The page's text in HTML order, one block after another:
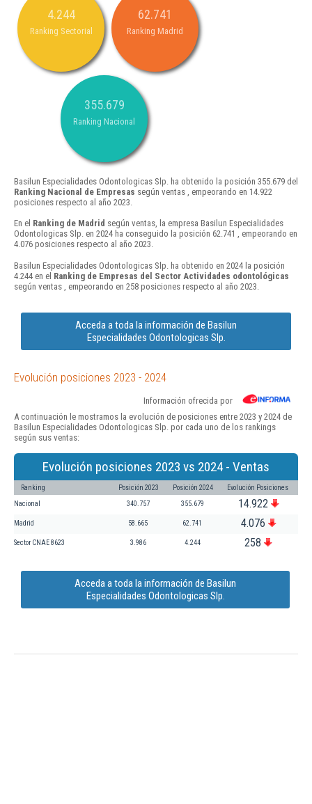
4.244
Ranking Sectorial
62.741
Ranking Madrid
355.679
Ranking Nacional
Basilun Especialidades Odontologicas Slp. ha obtenido la posición 355.679 del
Ranking Nacional de Empresas según ventas , empeorando en 14.922
posiciones respecto al año 2023.
En el Ranking de Madrid según ventas, la empresa Basilun Especialidades
Odontologicas Slp. en 2024 ha conseguido la posición 62.741 , empeorando en
4.076 posiciones respecto al año 2023.
Basilun Especialidades Odontologicas Slp. ha obtenido en 2024 la posición
4.244 en el Ranking de Empresas del Sector Actividades odontológicas
según ventas , empeorando en 258 posiciones respecto al año 2023.
Acceda a toda la información de Basilun
Especialidades Odontologicas Slp.
Evolución posiciones 2023 - 2024
Información ofrecida por
A continuación le mostramos la evolución de posiciones entre 2023 y 2024 de
Basilun Especialidades Odontologicas Slp. por cada uno de los rankings
según sus ventas:
Evolución posiciones 2023 vs 2024 - Ventas
Ranking Posición 2023 Posición 2024 Evolución Posiciones
Nacional 340.757 355.679 14.922
Madrid 58.665 62.741 4.076
Sector CNAE 8623 3.986 4.244 258
Acceda a toda la información de Basilun
Especialidades Odontologicas Slp.